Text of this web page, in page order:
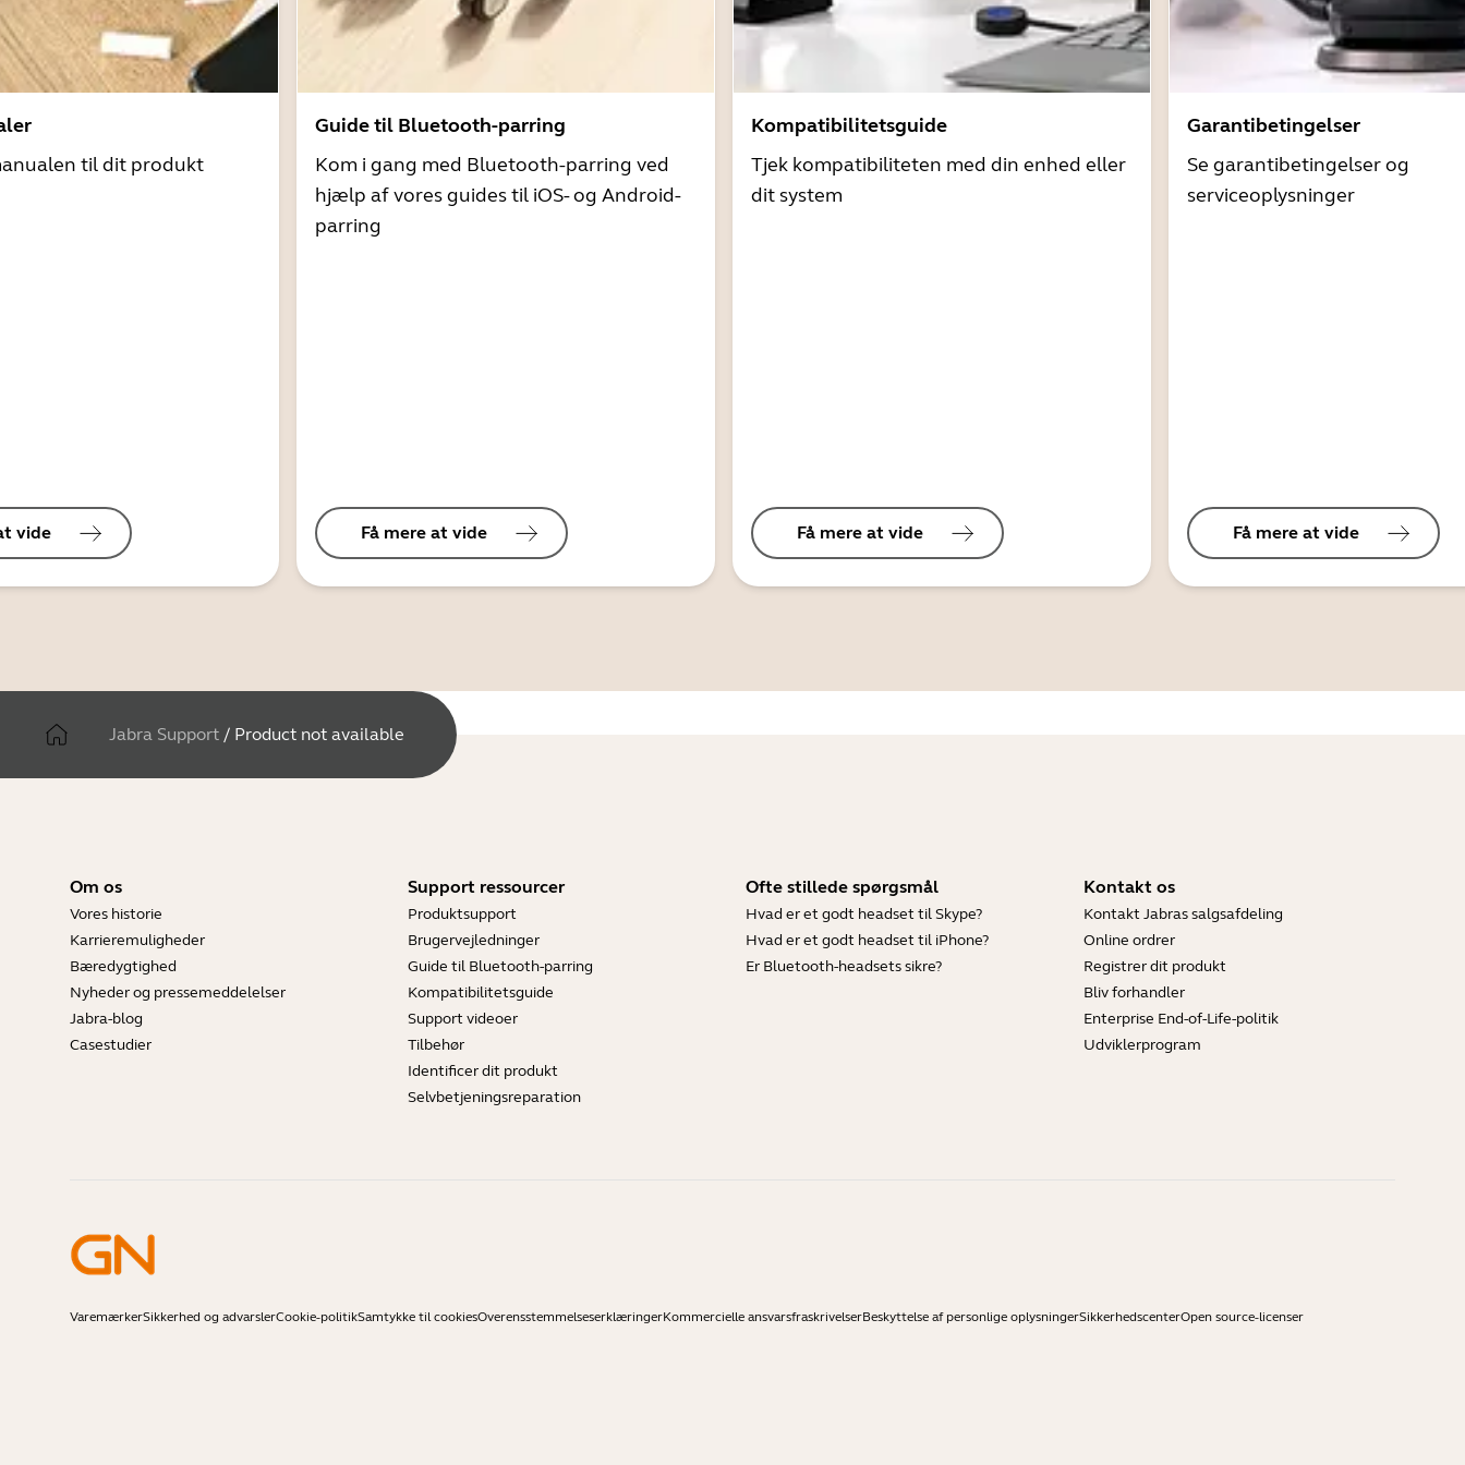
til dit produkt
vide
Guide til Bluetooth-parring
Kom i gang med Bluetooth-parring ved
hjælp af vores guides til iOS- og Android-
parring
Få mere at vide
Kompatibilitetsguide
Tjek kompatibiliteten med din enhed eller
dit system
Få mere at vide
Garantibetingelser
Se garantibetingelser og
serviceoplysninger
Få mere at vide
Jabra Support / Product not available
Om os
Vores historie
Karrieremuligheder
Bæredygtighed
Nyheder og pressemeddelelser
Jabra-blog
Casestudier
Support ressourcer
Produktsupport
Brugervejledninger
Guide til Bluetooth-parring
Kompatibilitetsguide
Support videoer
Tilbehør
Identificer dit produkt
Selvbetjeningsreparation
Ofte stillede spørgsmål
Hvad er et godt headset til Skype?
Hvad er et godt headset til iPhone?
Er Bluetooth-headsets sikre?
Kontakt os
Kontakt Jabras salgsafdeling
Online ordrer
Registrer dit produkt
Bliv forhandler
Enterprise End-of-Life-politik
Udviklerprogram
VaremærkerSikkerhed og advarslerCookie-politikSamtykke til cookiesOverensstemmelseserklæringerKommercielle ansvarsfraskrivelserBeskyttelse af personlige oplysningerSikkerhedscenterOpen source-licenser